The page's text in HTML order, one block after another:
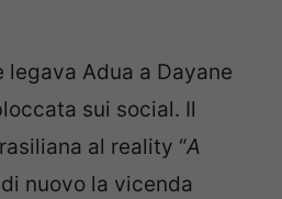
Adua a Dayane
sui social. Il
al reality “A
nuovo la vicenda